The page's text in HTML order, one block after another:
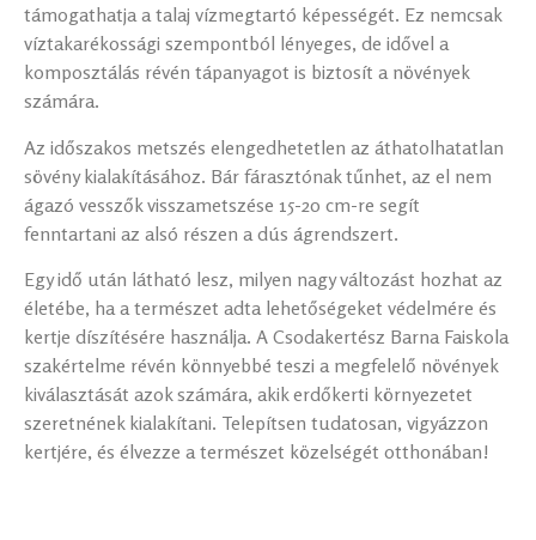
támogathatja a talaj vízmegtartó képességét. Ez nemcsak
víztakarékossági szempontból lényeges, de idővel a
komposztálás révén tápanyagot is biztosít a növények
számára.
Az időszakos metszés elengedhetetlen az áthatolhatatlan
sövény kialakításához. Bár fárasztónak tűnhet, az el nem
ágazó vesszők visszametszése 15-20 cm-re segít
fenntartani az alsó részen a dús ágrendszert.
Egy idő után látható lesz, milyen nagy változást hozhat az
életébe, ha a természet adta lehetőségeket védelmére és
kertje díszítésére használja. A Csodakertész Barna Faiskola
szakértelme révén könnyebbé teszi a megfelelő növények
kiválasztását azok számára, akik erdőkerti környezetet
szeretnének kialakítani. Telepítsen tudatosan, vigyázzon
kertjére, és élvezze a természet közelségét otthonában!